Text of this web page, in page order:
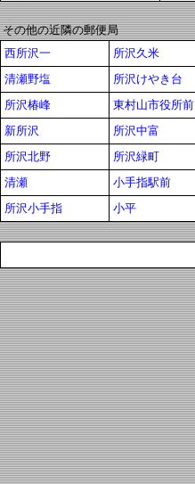
その他の近隣の郵便局
西所沢一
所沢久米
清瀬野塩
所沢けやき台
所沢椿峰
東村山市役所前
新所沢
所沢中富
所沢北野
所沢緑町
清瀬
小手指駅前
所沢小手指
小平